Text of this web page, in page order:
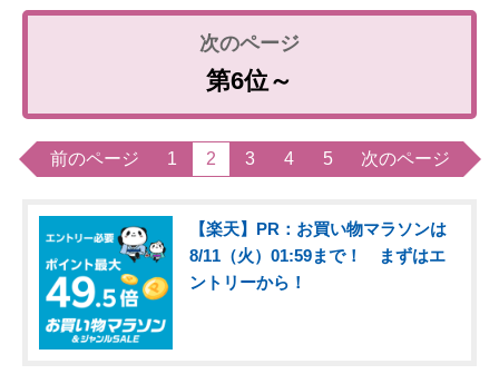
第6位～
前のページ 1 2 3 4 5 次のページ
【楽天】PR：お買い物マラソンは
8/11（火）01:59まで！ まずはエ
ントリーから！